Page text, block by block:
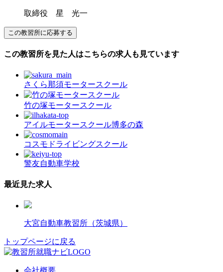
取締役 星 光一
この教習所を見た人はこちらの求人も見ています
さくら那須モータースクール
竹の塚モータースクール
アイルモータースクール博多の森
コスモドライビングスクール
警友自動車学校
最近見た求人
大宮自動車教習所（茨城県）
トップページに戻る